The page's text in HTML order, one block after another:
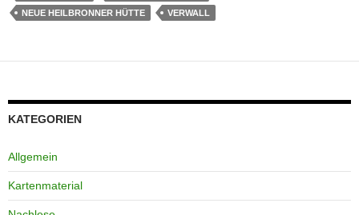
NEUE HEILBRONNER HÜTTE
VERWALL
KATEGORIEN
Allgemein
Kartenmaterial